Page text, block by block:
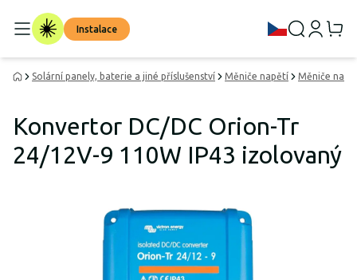
Instalace
Solární panely, baterie a jiné příslušenství Měniče napětí Měniče
Konvertor DC/DC Orion-Tr
24/12V-9 110W IP43 izolovaný